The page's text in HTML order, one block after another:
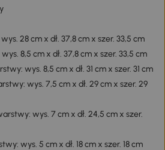
28 cm x dł. 37,8 cm x szer. 33,5 cm
8,5 cm x dł. 37,8 cm x szer. 33,5 cm
wys. 8,5 cm x dł. 31 cm x szer. 31 cm
wys. 7,5 cm x dł. 29 cm x szer. 29
wys. 7 cm x dł. 24,5 cm x szer.
wys. 5 cm x dł. 18 cm x szer. 18 cm